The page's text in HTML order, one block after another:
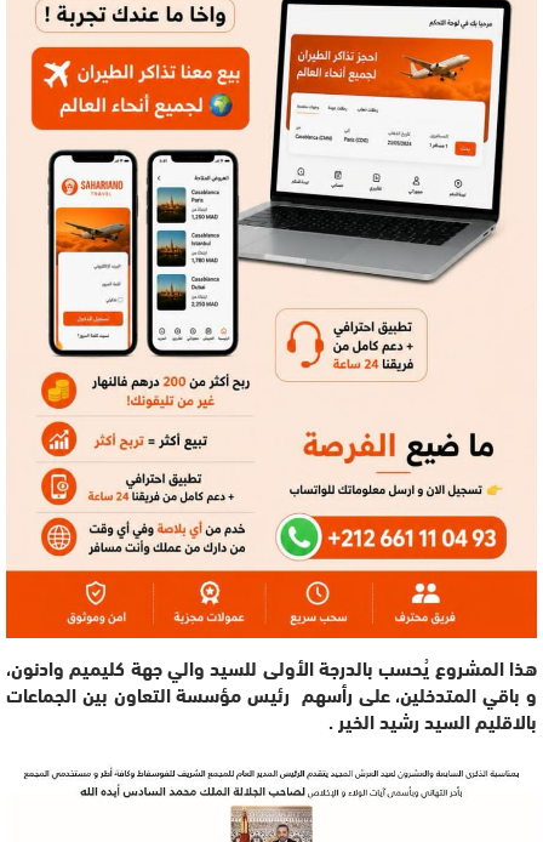
هذا المشروع يُحسب بالدرجة الأولى للسيد والي جهة كليميم وادنون،
و باقي المتدخلين، على رأسهم رئيس مؤسسة التعاون بين الجماعات
بالاقليم السيد رشيد الخير .